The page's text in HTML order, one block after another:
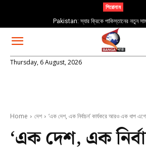
শিরোনাম
Pakistan: স্যার ক্রিকে পাকিস্তানের নতুন
Thursday, 6 August, 2026
Home দেশ ‘এক দেশ, এক নির্বাচন’ কার্যকরে আরও এক ধাপ
‘এক দেশ, এক